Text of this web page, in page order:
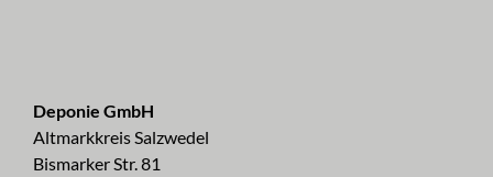
Deponie GmbH
Altmarkkreis Salzwedel
Bismarker Str. 81